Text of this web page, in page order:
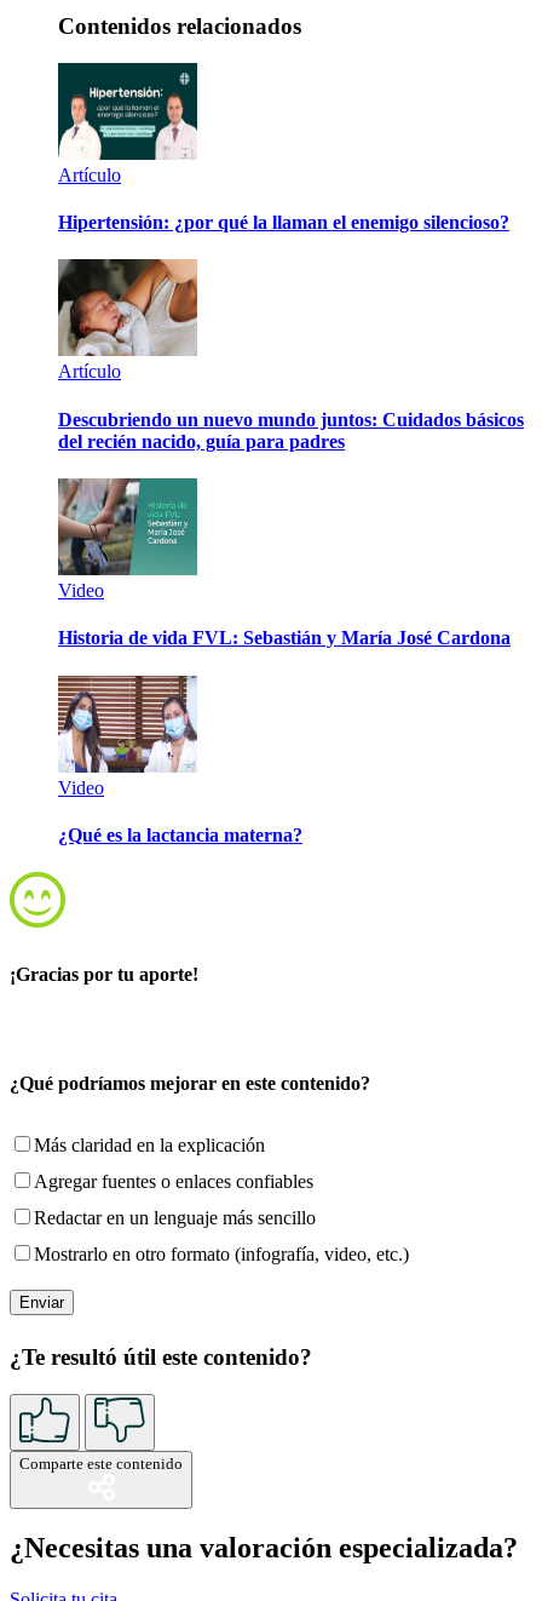
Contenidos relacionados
Artículo
Hipertensión: ¿por qué la llaman el enemigo silencioso?
Artículo
Descubriendo un nuevo mundo juntos: Cuidados básicos
del recién nacido, guía para padres
Video
Historia de vida FVL: Sebastián y María José Cardona
Video
¿Qué es la lactancia materna?
¡Gracias por tu aporte!
¿Qué podríamos mejorar en este contenido?
Más claridad en la explicación
Agregar fuentes o enlaces confiables
Redactar en un lenguaje más sencillo
Mostrarlo en otro formato (infografía, video, etc.)
¿Te resultó útil este contenido?
Comparte este contenido
¿Necesitas una valoración especializada?